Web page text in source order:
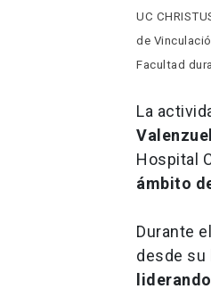
UC
de
Facultad
La
Hospital
ámbito
Durante
desde su